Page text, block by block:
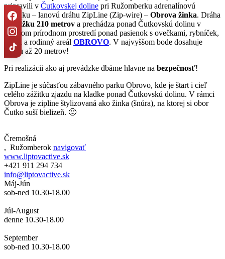
pripravili v Čutkovskej doline pri Ružomberku adrenalínovú
novinku – lanovú dráhu ZipLine (Zip-wire) – Obrova žinka. Dráha
dĺžku 210 metrov a prechádza ponad Čutkovskú dolinu v
krásnom prírodnom prostredí ponad pasienok s ovečkami, rybníček,
potok a rodinný areál OBROVO. V najvyššom bode dosahuje
výšku až 20 metrov!
Pri realizácii ako aj prevádzke dbáme hlavne na bezpečnosť!
ZipLine je súčasťou zábavného parku Obrovo, kde je štart i cieľ
celého zážitku zjazdu na kladke ponad Čutkovskú dolinu. V rámci
Obrova je zipline štylizovaná ako žinka (šnúra), na ktorej si obor
Čutko suší bielizeň. 🙂
Čremošná
, Ružomberok navigovať
www.liptovactive.sk
+421 911 294 734
info@liptovactive.sk
Máj-Jún
sob-ned 10.30-18.00
Júl-August
denne 10.30-18.00
September
sob-ned 10.30-18.00